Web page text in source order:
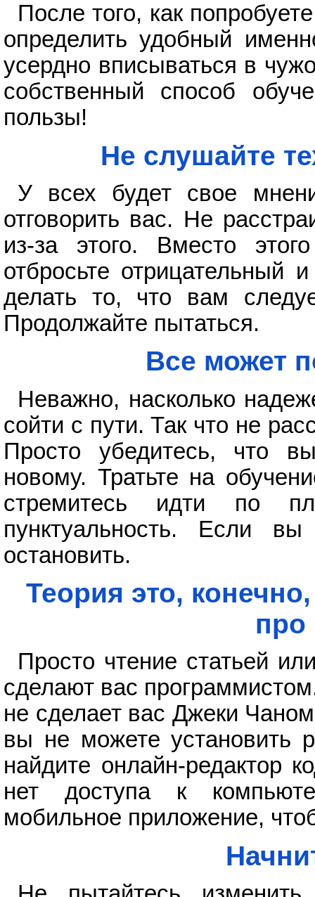
После того, как
определить удобный
усердно вписываться в
собственный способ
пользы!
Не слушайте
У всех будет свое
отговорить вас. Не
из-за этого. Вместо
отбросьте отрицательный
делать то, что вам
Продолжайте пытаться.
Все может
Неважно, насколько
сойти с пути. Так что не
Просто убедитесь, что
новому. Тратьте на
стремитесь идти по
пунктуальность. Если
остановить.
Теория это,
про
Просто чтение статьей
сделают вас
не сделает вас Джеки
вы не можете установить
найдите онлайн-редактор
нет доступа к
мобильное приложение,